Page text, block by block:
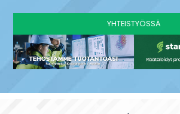
YHTEISTYÖSSÄ